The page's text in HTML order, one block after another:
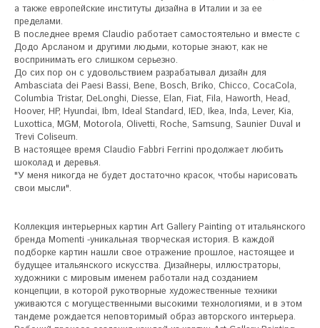
а также европейские институты дизайна в Италии и за ее
пределами.
В последнее время Claudio работает самостоятельно и вместе с
Додо Арсланом и другими людьми, которые знают, как не
воспринимать его слишком серьезно.
До сих пор он с удовольствием разрабатывал дизайн для
Ambasciata dei Paesi Bassi, Bene, Bosch, Briko, Chicco, CocaCola,
Columbia Tristar, DeLonghi, Diesse, Elan, Fiat, Fila, Haworth, Head,
Hoover, HP, Hyundai, Ibm, Ideal Standard, IED, Ikea, Inda, Lever, Kia,
Luxottica, MGM, Motorola, Olivetti, Roche, Samsung, Saunier Duval и
Trevi Coliseum.
В настоящее время Claudio Fabbri Ferrini продолжает любить
шоколад и деревья.
"У меня никогда не будет достаточно красок, чтобы нарисовать
свои мысли".
Коллекция интерьерных картин Art Gallery Painting от итальянского
бренда Momenti -уникальная творческая история. В каждой
подборке картин нашли свое отражение прошлое, настоящее и
будущее итальянского искусства. Дизайнеры, иллюстраторы,
художники с мировым именем работали над созданием
концепции, в которой рукотворные художественные техники
уживаются с могущественными высокими технологиями, и в этом
тандеме рождается неповторимый образ авторского интерьера.